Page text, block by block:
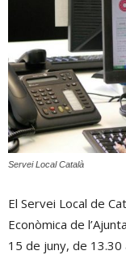
Servei Local Català
El Servei Local de
Econòmica de
15 de juny, de 13.30